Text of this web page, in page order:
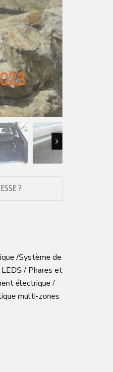
Next
?
/Système de
/ Phares et
électrique /
multi-zones